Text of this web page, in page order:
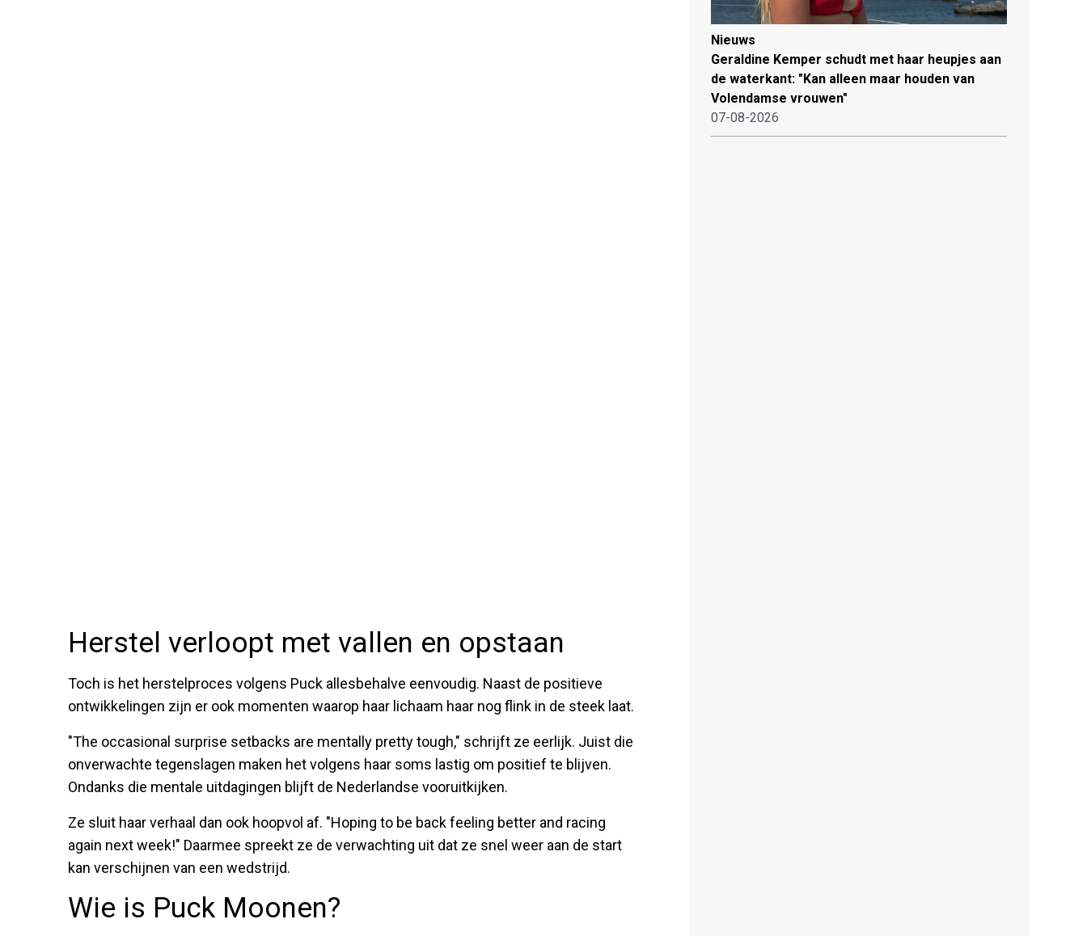
Herstel verloopt met vallen en opstaan
Toch is het herstelproces volgens Puck allesbehalve eenvoudig. Naast de positieve
ontwikkelingen zijn er ook momenten waarop haar lichaam haar nog flink in de steek laat.
"The occasional surprise setbacks are mentally pretty tough," schrijft ze eerlijk. Juist die
onverwachte tegenslagen maken het volgens haar soms lastig om positief te blijven.
Ondanks die mentale uitdagingen blijft de Nederlandse vooruitkijken.
Ze sluit haar verhaal dan ook hoopvol af. "Hoping to be back feeling better and racing
again next week!" Daarmee spreekt ze de verwachting uit dat ze snel weer aan de start
kan verschijnen van een wedstrijd.
Wie is Puck Moonen?
Nieuws
Geraldine Kemper schudt met haar heupjes aan
de waterkant: "Kan alleen maar houden van
Volendamse vrouwen"
07-08-2026